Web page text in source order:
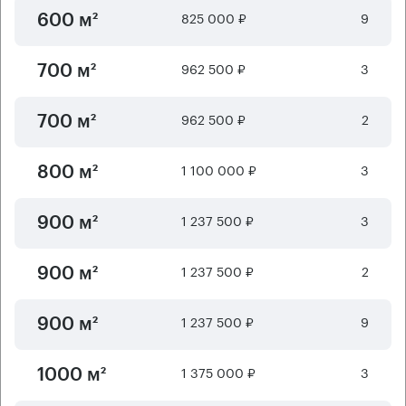
600 м² 825 000 ₽ 9
700 м² 962 500 ₽ 3
700 м² 962 500 ₽ 2
800 м² 1 100 000 ₽ 3
900 м² 1 237 500 ₽ 3
900 м² 1 237 500 ₽ 2
900 м² 1 237 500 ₽ 9
1000 м² 1 375 000 ₽ 3